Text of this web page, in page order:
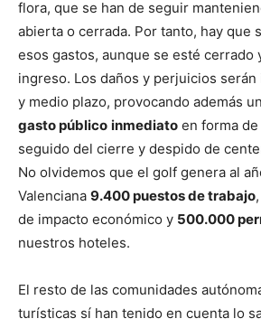
flora, que se han de seguir
abierta o cerrada. Por tanto, hay que
esos gastos, aunque se esté cerrado
ingreso. Los daños y perjuicios
y medio plazo, provocando además un
gasto público inmediato en forma de
seguido del cierre y despido de
No olvidemos que el golf genera al
Valenciana 9.400 puestos de trabajo,
de impacto económico y 500.000
nuestros hoteles.
El resto de las comunidades
turísticas sí han tenido en cuenta lo